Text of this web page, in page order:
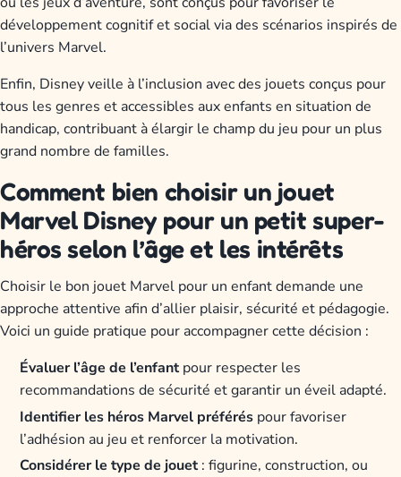
développement cognitif et social via des scénarios inspirés de
l’univers Marvel.
Enfin, Disney veille à l’inclusion avec des jouets conçus pour
tous les genres et accessibles aux enfants en situation de
handicap, contribuant à élargir le champ du jeu pour un plus
grand nombre de familles.
Comment bien choisir un jouet
Marvel Disney pour un petit super-
héros selon l’âge et les intérêts
Choisir le bon jouet Marvel pour un enfant demande une
approche attentive afin d’allier plaisir, sécurité et pédagogie.
Voici un guide pratique pour accompagner cette décision :
Évaluer l’âge de l’enfantpour respecter les
recommandations de sécurité et garantir un éveil adapté.
Identifier les héros Marvel préférés pour favoriser
l’adhésion au jeu et renforcer la motivation.
Considérer le type de jouet: figurine, construction, ou